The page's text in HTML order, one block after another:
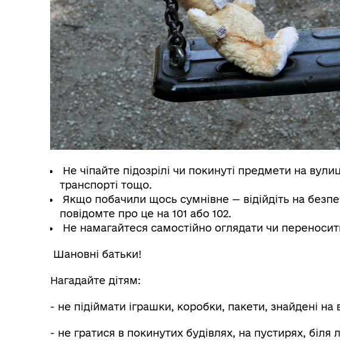
Організаційна структура
Очищення влади
Вулиці, провулки/
Перейменування
Не чіпайте підозрілі чи покинуті предмети на
транспорті тощо.
Якщо побачили щось сумнівне — відійдіть на
повідомте про це на 101 або 102.
Не намагайтеся самостійно оглядати чи
Шановні батьки!
Нагадайте дітям:
- не підіймати іграшки, коробки, пакети, знайдені на
- не гратися в покинутих будівлях, на пустирях, біля